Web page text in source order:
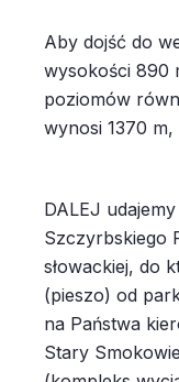
Aby dojść do
wysokości 890
poziomów
wynosi 1370
DALEJ
Szczyrbskiego
słowackiej, do
(pieszo) od
na Państwa
Stary